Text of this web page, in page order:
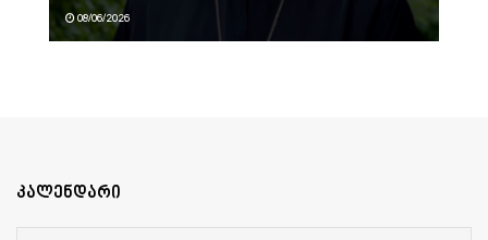
08/06/2026
კალენდარი